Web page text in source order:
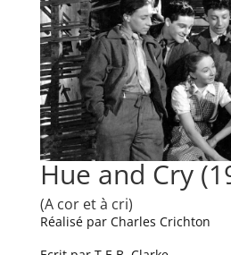
Hue and Cry
(A cor et à cri)
Réalisé par Charles Crichton